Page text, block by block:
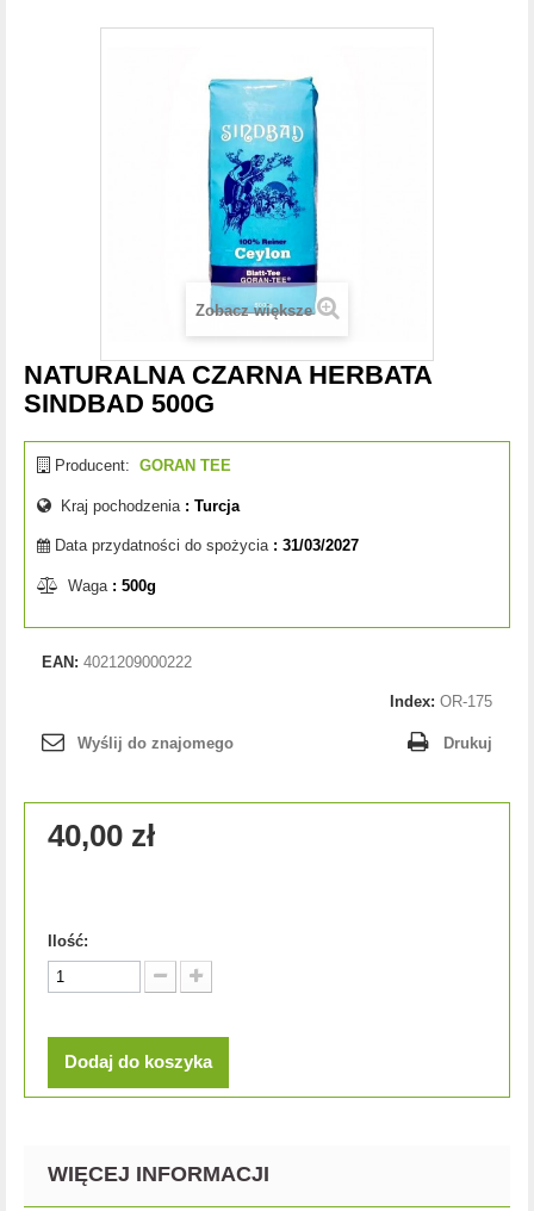
Zobacz większe
NATURALNA CZARNA HERBATA
SINDBAD 500G
Producent: GORAN TEE
Kraj pochodzenia: Turcja
Data przydatności do spożycia: 31/03/2027
Waga: 500g
EAN: 4021209000222
Index: OR-175
Wyślij do znajomego Drukuj
40,00 zł
Ilość:
Dodaj do koszyka
WIĘCEJ INFORMACJI